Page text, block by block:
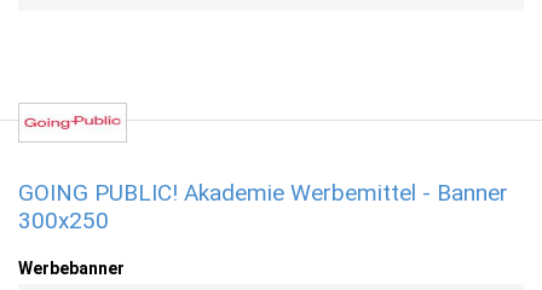
GOING PUBLIC! Akademie Werbemittel - Banner
300x250
Werbebanner